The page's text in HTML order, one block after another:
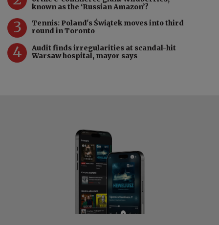
known as the ‘Russian Amazon’?
3
Tennis: Poland's Świątek moves into third
round in Toronto
4
Audit finds irregularities at scandal-hit
Warsaw hospital, mayor says